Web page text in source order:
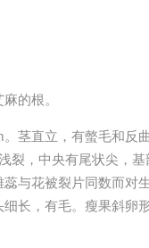
的根。
茎直立，有螫毛和反
裂，中央有尾状尖，
与花被裂片同数而
长，有毛。瘦果斜